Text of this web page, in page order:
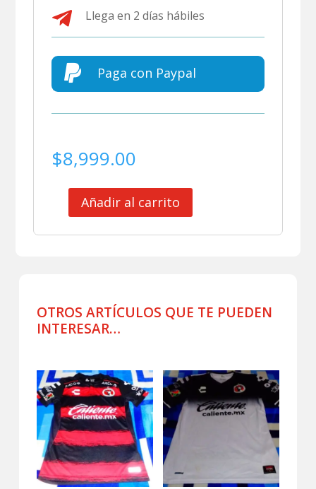
 Llega en 2 días hábiles
 Paga con Paypal
$8,999.00
WORN
CONCACHAMPIONS
Añadir al carrito
OTROS ARTÍCULOS QUE TE PUEDEN
INTERESAR…